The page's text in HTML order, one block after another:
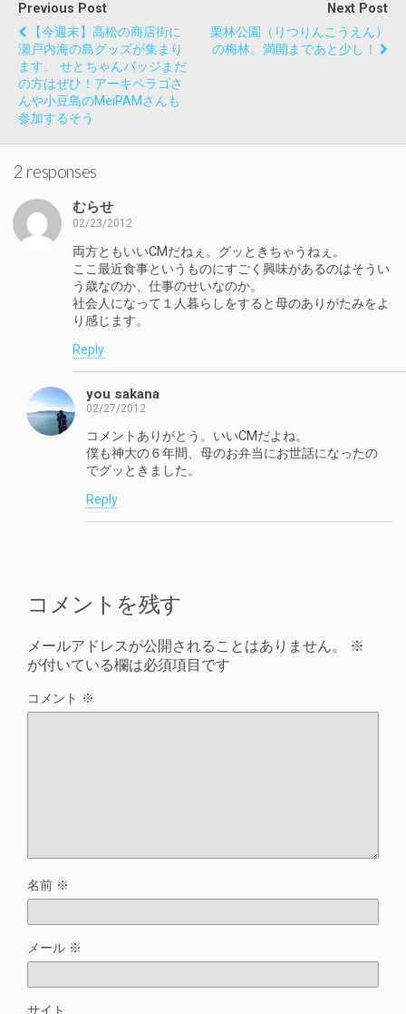
Previous Post
【今週末】高松の商店街に
瀬戸内海の島グッズが集まり
ます。 せとちゃんバッジまだ
の方はぜひ！アーキペラゴさ
んや小豆島のMeiPAMさんも
参加するそう
Next Post
栗林公園（りつりんこうえん）
の梅林。満開まであと少し！
2 responses
むらせ
02/23/2012
両方ともいいCMだねぇ。グッときちゃうねぇ。
ここ最近食事というものにすごく興味があるのはそうい
う歳なのか、仕事のせいなのか。
社会人になって１人暮らしをすると母のありがたみをよ
り感じます。
Reply
you sakana
02/27/2012
コメントありがとう。いいCMだよね。
僕も神大の６年間、母のお弁当にお世話になったの
でグッときました。
Reply
コメントを残す
メールアドレスが公開されることはありません。
※
が付いている欄は必須項目です
コメント ※
名前 ※
メール ※
サイト